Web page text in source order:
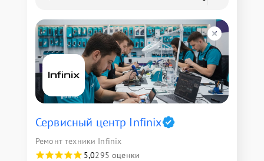
Сервисный центр Infinix
Ремонт техники Infinix
5,0295 оценки